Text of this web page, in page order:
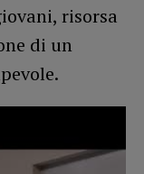
risorsa
di un